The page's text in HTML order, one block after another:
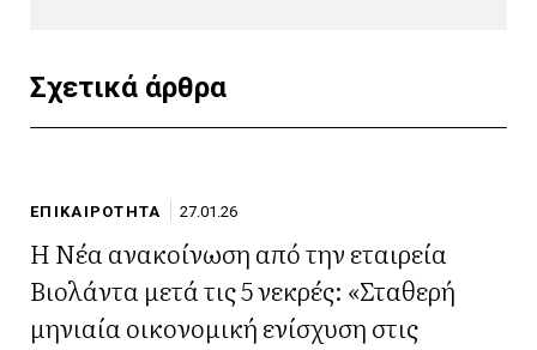
Σχετικά άρθρα
ΕΠΙΚΑΙΡΟΤΗΤΑ 27.01.26
Η Νέα ανακοίνωση από την εταιρεία
Βιολάντα μετά τις 5 νεκρές: «Σταθερή
μηνιαία οικονομική ενίσχυση στις